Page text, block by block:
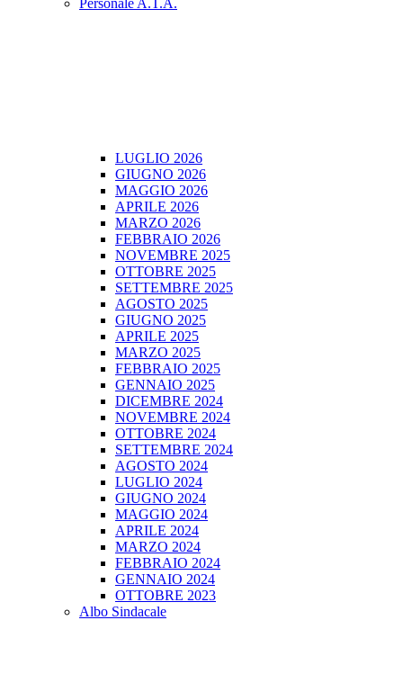
Personale A.T.A.
LUGLIO 2026
GIUGNO 2026
MAGGIO 2026
APRILE 2026
MARZO 2026
FEBBRAIO 2026
NOVEMBRE 2025
OTTOBRE 2025
SETTEMBRE 2025
AGOSTO 2025
GIUGNO 2025
APRILE 2025
MARZO 2025
FEBBRAIO 2025
GENNAIO 2025
DICEMBRE 2024
NOVEMBRE 2024
OTTOBRE 2024
SETTEMBRE 2024
AGOSTO 2024
LUGLIO 2024
GIUGNO 2024
MAGGIO 2024
APRILE 2024
MARZO 2024
FEBBRAIO 2024
GENNAIO 2024
OTTOBRE 2023
Albo Sindacale